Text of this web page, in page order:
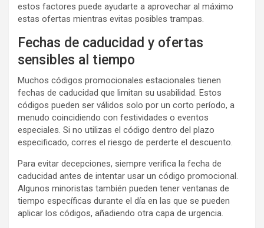
estos factores puede ayudarte a aprovechar al máximo
estas ofertas mientras evitas posibles trampas.
Fechas de caducidad y ofertas
sensibles al tiempo
Muchos códigos promocionales estacionales tienen
fechas de caducidad que limitan su usabilidad. Estos
códigos pueden ser válidos solo por un corto período, a
menudo coincidiendo con festividades o eventos
especiales. Si no utilizas el código dentro del plazo
especificado, corres el riesgo de perderte el descuento.
Para evitar decepciones, siempre verifica la fecha de
caducidad antes de intentar usar un código promocional.
Algunos minoristas también pueden tener ventanas de
tiempo específicas durante el día en las que se pueden
aplicar los códigos, añadiendo otra capa de urgencia.